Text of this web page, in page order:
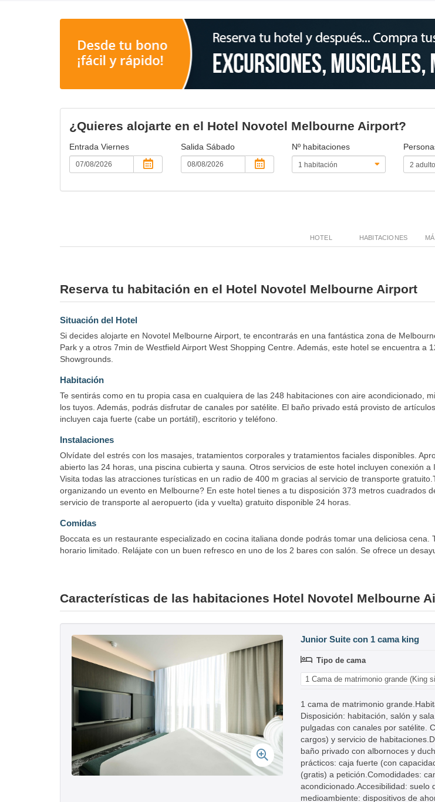
¿Quieres alojarte en el Hotel Novotel Melbourne Airport?
Entrada Viernes Salida Sábado Nº habitaciones
HOTEL HABITACIONES
Reserva tu habitación en el Hotel Novotel Melbourne Airport
Situación del Hotel
Si decides alojarte en Novotel Melbourne Airport, te encontrarás en una fantástica zona de
Park y a otros 7min de Westfield Airport West Shopping Centre. Además, este hotel se encuentra
Showgrounds.
Habitación
Te sentirás como en tu propia casa en cualquiera de las 248 habitaciones con aire acondicionado,
los tuyos. Además, podrás disfrutar de canales por satélite. El baño privado está provisto de
incluyen caja fuerte (cabe un portátil), escritorio y teléfono.
Instalaciones
Olvídate del estrés con los masajes, tratamientos corporales y tratamientos faciales disponibles.
abierto las 24 horas, una piscina cubierta y sauna. Otros servicios de este hotel incluyen conexión
Visita todas las atracciones turísticas en un radio de 400 m gracias al servicio de transporte
organizando un evento en Melbourne? En este hotel tienes a tu disposición 373 metros cuadrados
servicio de transporte al aeropuerto (ida y vuelta) gratuito disponible 24 horas.
Comidas
Boccata es un restaurante especializado en cocina italiana donde podrás tomar una deliciosa
horario limitado. Relájate con un buen refresco en uno de los 2 bares con salón. Se ofrece un
Características de las habitaciones Hotel Novotel Melbourne
Junior Suite con 1 cama king
Tipo de cama
1 Cama de matrimonio grande (King
1 cama de matrimonio
Disposición: habitación, salón y
pulgadas con canales por satélite.
cargos) y servicio de
baño privado con albornoces y
prácticos: caja fuerte (con
(gratis) a petición.Comodidades:
acondicionado.Accesibilidad: suelo
medioambiente: dispositivos de